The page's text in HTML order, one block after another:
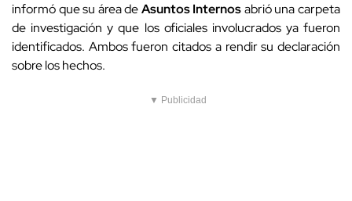
informó que su área deAsuntos Internosabrió una carpeta
de investigación y que los oficiales involucrados ya fueron
identificados. Ambos fueron citados a rendir su declaración
sobre los hechos.
▼ Publicidad